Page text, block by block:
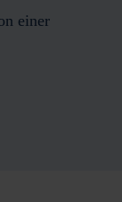
einer